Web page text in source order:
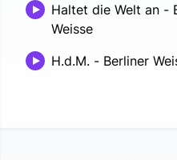
Haltet die Welt an -
Weisse
H.d.M. - Berliner